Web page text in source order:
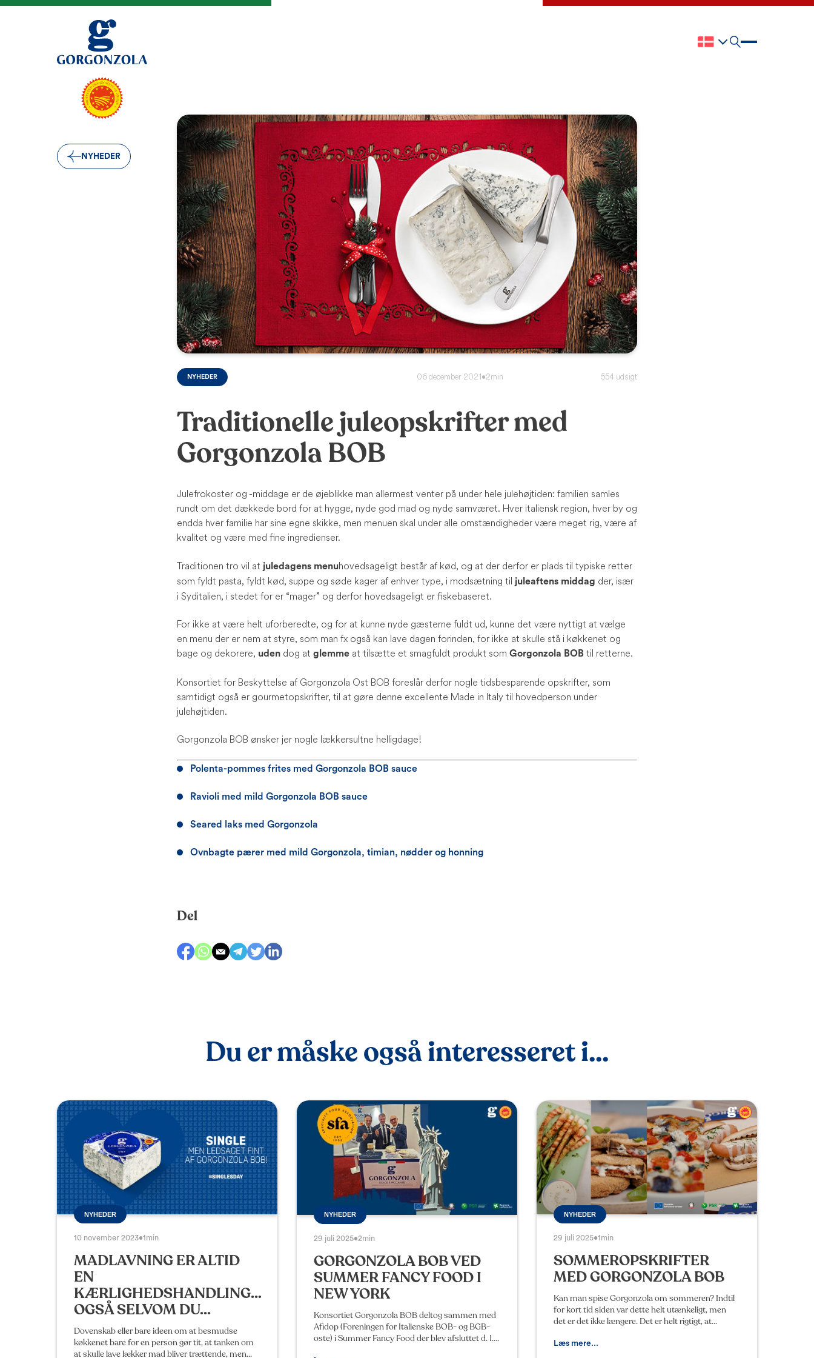
NYHEDER
NYHEDER 06 december 2021•2min 554 udsigt
Traditionelle juleopskrifter med
Gorgonzola BOB
Julefrokoster og -middage er de øjeblikke man allermest venter på under hele julehøjtiden: familien samles
rundt om det dækkede bord for at hygge, nyde god mad og nyde samværet. Hver italiensk region, hver by og
endda hver familie har sine egne skikke, men menuen skal under alle omstændigheder være meget rig, være af
kvalitet og være med fine ingredienser.
Traditionen tro vil at juledagens menuhovedsageligt består af kød, og at der derfor er plads til typiske retter
som fyldt pasta, fyldt kød, suppe og søde kager af enhver type, i modsætning til juleaftens middag der, især
i Syditalien, i stedet for er “mager” og derfor hovedsageligt er fiskebaseret.
For ikke at være helt uforberedte, og for at kunne nyde gæsterne fuldt ud, kunne det være nyttigt at vælge
en menu der er nem at styre, som man fx også kan lave dagen forinden, for ikke at skulle stå i køkkenet og
bage og dekorere, uden dog at glemme at tilsætte et smagfuldt produkt som Gorgonzola BOB til retterne.
Konsortiet for Beskyttelse af Gorgonzola Ost BOB foreslår derfor nogle tidsbesparende opskrifter, som
samtidigt også er gourmetopskrifter, til at gøre denne excellente Made in Italy til hovedperson under
julehøjtiden.
Gorgonzola BOB ønsker jer nogle lækkersultne helligdage!
Polenta-pommes frites med Gorgonzola BOB sauce
Ravioli med mild Gorgonzola BOB sauce
Seared laks med Gorgonzola
Ovnbagte pærer med mild Gorgonzola, timian, nødder og honning
Del
Du er måske også interesseret i...
NYHEDER
10 november 2023•1min
MADLAVNING ER ALTID
EN
KÆRLIGHEDSHANDLING…
OGSÅ SELVOM DU...
Dovenskab eller bare ideen om at besmudse
køkkenet bare for en person gør tit, at tanken om
at skulle lave lækker mad bliver trættende, men
NYHEDER
29 juli 2025•2min
GORGONZOLA BOB VED
SUMMER FANCY FOOD I
NEW YORK
Konsortiet Gorgonzola BOB deltog sammen med
Afidop (Foreningen for Italienske BOB- og BGB-
oste) i Summer Fancy Food der blev afsluttet d. 1.
NYHEDER
29 juli 2025•1min
SOMMEROPSKRIFTER
MED GORGONZOLA BOB
Kan man spise Gorgonzola om sommeren? Indtil
for kort tid siden var dette helt utænkeligt, men
det er det ikke længere. Det er helt rigtigt, at
med typisk
Læs mere...